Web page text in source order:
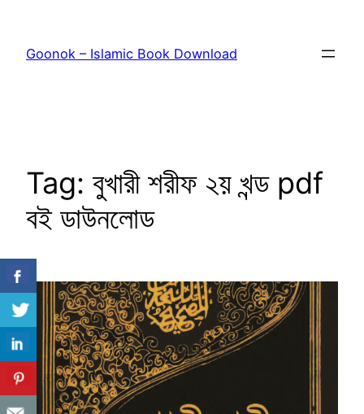
content
Goonok – Islamic Book Download
Tag: বুখারী শরীফ ২য় খন্ড pdf
বই ডাউনলোড